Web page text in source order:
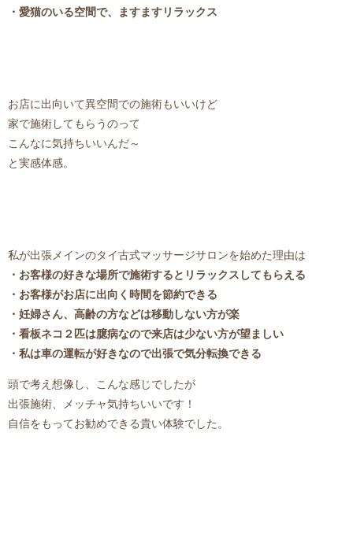
・愛猫のいる空間で、ますますリラックス
お店に出向いて異空間での施術もいいけど
家で施術してもらうのって
こんなに気持ちいいんだ～
と実感体感。
私が出張メインのタイ古式マッサージサロンを始めた理由は
・お客様の好きな場所で施術するとリラックスしてもらえる
・お客様がお店に出向く時間を節約できる
・妊婦さん、高齢の方などは移動しない方が楽
・看板ネコ２匹は臆病なので来店は少ない方が望ましい
・私は車の運転が好きなので出張で気分転換できる
頭で考え想像し、こんな感じでしたが
出張施術、メッチャ気持ちいいです！
自信をもってお勧めできる貴い体験でした。